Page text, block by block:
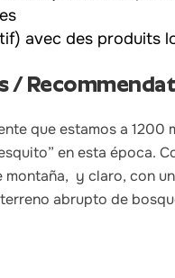
avec des produits
/
que estamos a 1200
en esta época.
y claro, con
abrupto de